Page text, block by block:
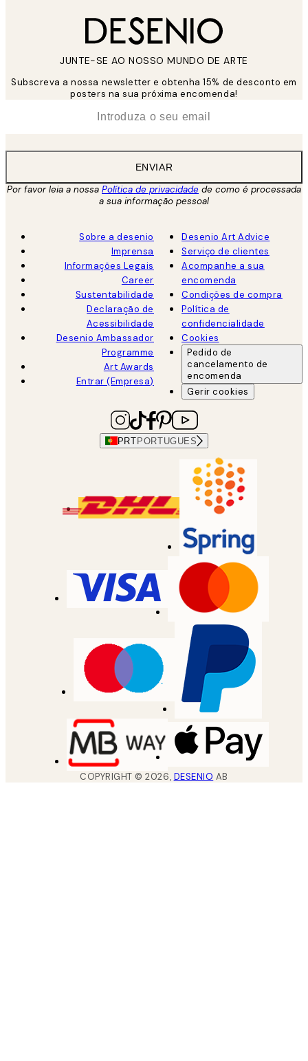
JUNTE-SE AO NOSSO MUNDO DE ARTE
Subscreva a nossa newsletter e obtenha 15% de desconto em
posters na sua próxima encomenda!
ENVIAR
Por favor leia a nossa Política de privacidade de como é processada
a sua informação pessoal
Sobre a desenio
Imprensa
Informações Legais
Career
Sustentabilidade
Declaração de
Acessibilidade
Desenio Ambassador
Programme
Art Awards
Entrar (Empresa)
Desenio Art Advice
Serviço de clientes
Acompanhe a sua
encomenda
Condições de compra
Política de
confidencialidade
Cookies
Pedido de
cancelamento de
encomenda
Gerir cookies
PRTPORTUGUES
COPYRIGHT ©2026, DESENIO AB